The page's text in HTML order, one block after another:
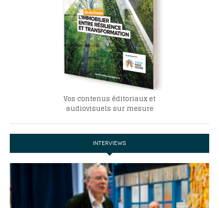
Vos contenus éditoriaux et
audiovisuels sur mesure
INTERVIEWS